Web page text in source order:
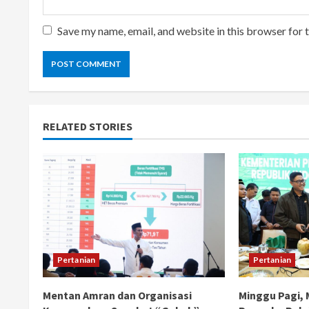
Save my name, email, and website in this browser for
RELATED STORIES
Pertanian
Mentan Amran dan Organisasi
Pertanian
Minggu Pagi,